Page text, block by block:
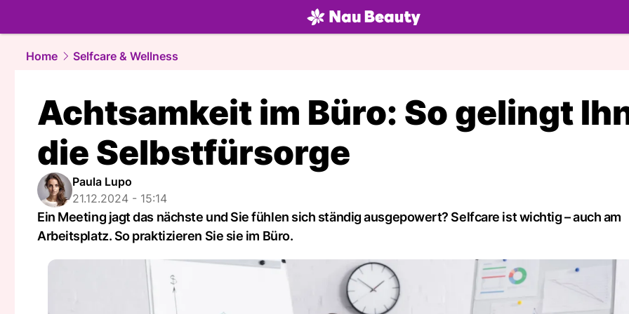
beauty.NAU.ch
Home
Selfcare & Wellness
Achtsamkeit im Büro: So gelingt
die Selbstfürsorge
Paula Lupo
21.12.2024 - 15:14
Ein Meeting jagt das nächste und Sie fühlen sich ständig ausgepowert? Selfcare ist wichtig – auch am
Arbeitsplatz. So praktizieren Sie sie im Büro.